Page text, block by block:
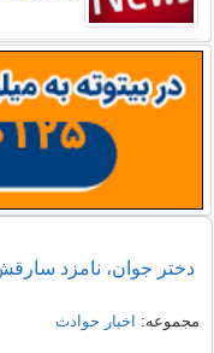
دختر جوان، نامزد
مجموعه: اخبار حوادث